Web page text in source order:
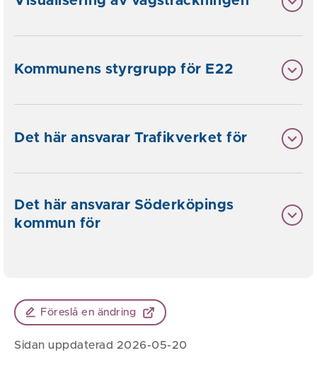
Kommunens styrgrupp för E22
Det här ansvarar Trafikverket för
Det här ansvarar Söderköpings
kommun för
Föreslå en ändring
Sidan uppdaterad 2026-05-20